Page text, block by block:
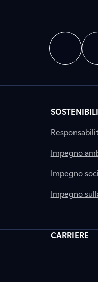
Impegno
Impegno
Impegno
CARRIERE